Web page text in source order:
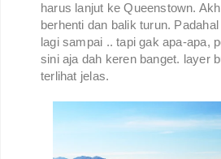
harus lanjut ke Queenstown.
berhenti dan balik turun.
lagi sampai .. tapi gak apa-apa,
sini aja dah keren banget. layer
terlihat jelas.